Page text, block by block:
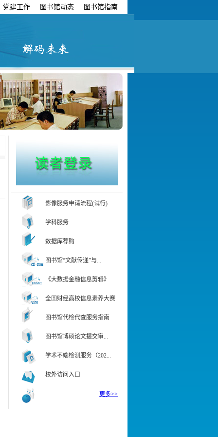
党建工作 图书馆动态 图书馆指南
影像服务申请流程(试行)
学科服务
数据库荐购
图书馆“文献传递”与...
《大数据金融信息剪辑》
全国财经高校信息素养大赛
图书馆代检代查服务指南
图书馆博硕论文提交审...
学术不端检测服务（202...
校外访问入口
更多>>